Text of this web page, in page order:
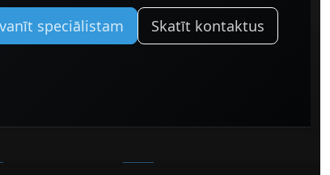
speciālistam Skatīt kontaktus